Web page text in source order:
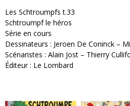
Les Schtroumpfs t.33
Schtroumpf le héros
Série en cours
Dessinateurs : Jeroen De Coninck –
Scénaristes : Alain Jost – Thierry
Éditeur : Le Lombard